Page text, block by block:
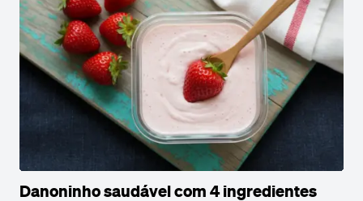
Danoninho saudável com 4 ingredientes